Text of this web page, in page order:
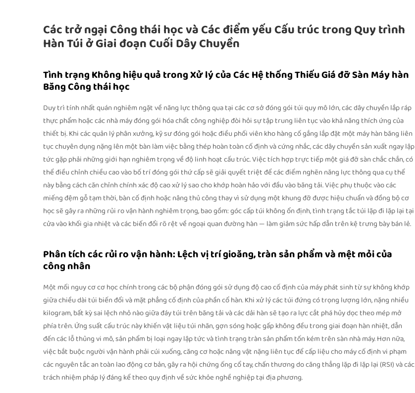
Các trở ngại Công thái học và Các điểm yếu Cấu trúc trong Quy trình
Hàn Túi ở Giai đoạn Cuối Dây Chuyền
Tình trạng Không hiệu quả trong Xử lý của Các Hệ thống Thiếu Giá đỡ Sàn Máy hàn
Băng Công thái học
Duy trì tính nhất quán nghiêm ngặt về năng lực thông qua tại các cơ sở đóng gói túi quy mô lớn, các dây chuyền lắp ráp
thực phẩm hoặc các nhà máy đóng gói hóa chất công nghiệp đòi hỏi sự tập trung liên tục vào khả năng thích ứng của
thiết bị. Khi các quản lý phân xưởng, kỹ sư đóng gói hoặc điều phối viên kho hàng cố gắng lắp đặt một máy hàn băng liên
tục chuyên dụng nặng lên một bàn làm việc bằng thép hoàn toàn cố định và cứng nhắc, các dây chuyền sản xuất ngay lập
tức gặp phải những giới hạn nghiêm trọng về độ linh hoạt cấu trúc. Việc tích hợp trực tiếp một giá đỡ sàn chắc chắn, có
thể điều chỉnh chiều cao vào bố trí đóng gói thứ cấp sẽ giải quyết triệt để các điểm nghẽn năng lực thông qua cụ thể
này bằng cách căn chỉnh chính xác độ cao xử lý sao cho khớp hoàn hảo với đầu vào băng tải. Việc phụ thuộc vào các
miếng đệm gỗ tạm thời, bàn cố định hoặc nâng thủ công thay vì sử dụng một khung đỡ được hiệu chuẩn và đồng bộ cơ
học sẽ gây ra những rủi ro vận hành nghiêm trọng, bao gồm: góc cấp túi không ổn định, tình trạng tắc túi lặp đi lặp lại tại
cửa vào khối gia nhiệt và các biến đổi rõ rệt về ngoại quan đường hàn — làm giảm sức hấp dẫn trên kệ trưng bày bán lẻ.
Phân tích các rủi ro vận hành: Lệch vị trí gioăng, tràn sản phẩm và mệt mỏi của
công nhân
Một mối nguy cơ cơ học chính trong các bộ phận đóng gói sử dụng độ cao cố định của máy phát sinh từ sự không khớp
giữa chiều dài túi biến đổi và mặt phẳng cố định của phần cổ hàn. Khi xử lý các túi đứng có trọng lượng lớn, nặng nhiều
kilogram, bất kỳ sai lệch nhỏ nào giữa đáy túi trên băng tải và các dải hàn sẽ tạo ra lực cắt phá hủy dọc theo mép mở
phía trên. Ứng suất cấu trúc này khiến vật liệu túi nhăn, gợn sóng hoặc gấp không đều trong giai đoạn hàn nhiệt, dẫn
đến các lỗ thủng vi mô, sản phẩm bị loại ngay lập tức và tình trạng tràn sản phẩm tốn kém trên sàn nhà máy. Hơn nữa,
việc bắt buộc người vận hành phải cúi xuống, căng cơ hoặc nâng vật nặng liên tục để cấp liệu cho máy cố định vi phạm
các nguyên tắc an toàn lao động cơ bản, gây ra hội chứng ống cổ tay, chấn thương do căng thẳng lặp đi lặp lại (RSI) và các
trách nhiệm pháp lý đáng kể theo quy định về sức khỏe nghề nghiệp tại địa phương.